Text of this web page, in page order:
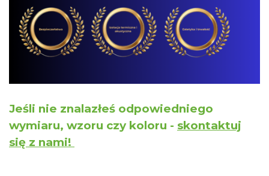
Jeśli nie znalazłeś odpowiedniego
wymiaru, wzoru czy koloru - skontaktuj
się z nami!